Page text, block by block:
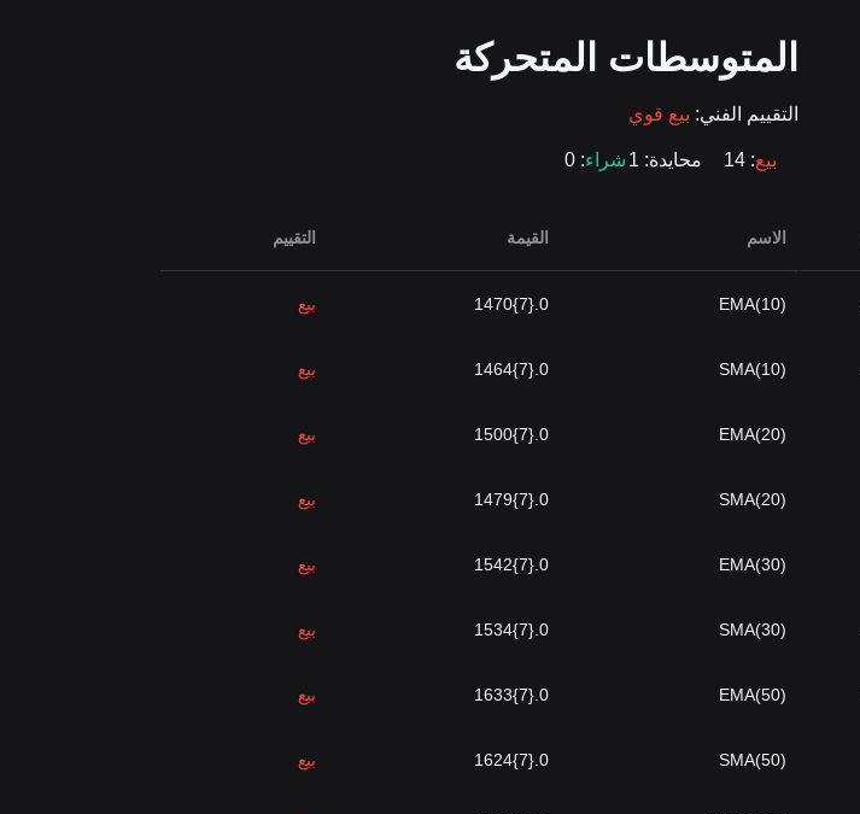
المتوسطات المتحركة
التقييم الفني: بيع قوي
بيع: 14 محايدة: 1 شراء: 0
الاسم القيمة التقييم
EMA(10)
0.{7}1470 بيع
SMA(10)
0.{7}1464 بيع
EMA(20)
0.{7}1500 بيع
SMA(20)
0.{7}1479 بيع
EMA(30)
0.{7}1542 بيع
SMA(30)
0.{7}1534 بيع
EMA(50)
0.{7}1633 بيع
SMA(50)
0.{7}1624 بيع